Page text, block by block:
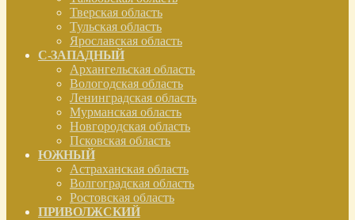
Тверская область
Тульская область
Ярославская область
С-ЗАПАДНЫЙ
Архангельская область
Вологодская область
Ленинградская область
Мурманская область
Новгородская область
Псковская область
ЮЖНЫЙ
Астраханская область
Волгоградская область
Ростовская область
ПРИВОЛЖСКИЙ